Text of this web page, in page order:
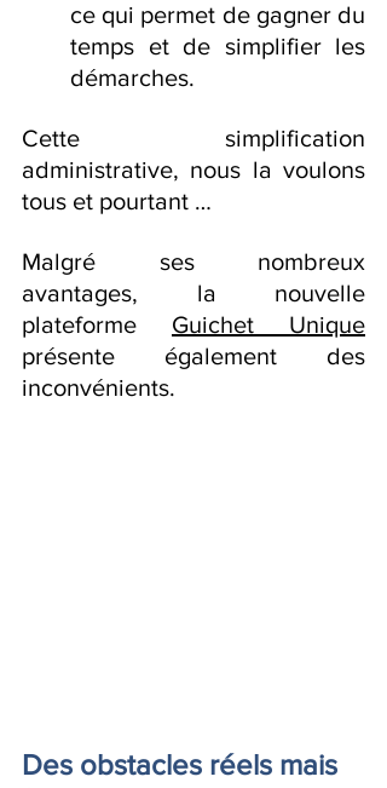
ce qui permet de gagner du
temps et de simplifier les
démarches.
Cette simplification
administrative, nous la voulons
tous et pourtant …
Malgré ses nombreux
avantages, la nouvelle
plateforme Guichet Unique
présente également des
inconvénients.
Des obstacles réels mais